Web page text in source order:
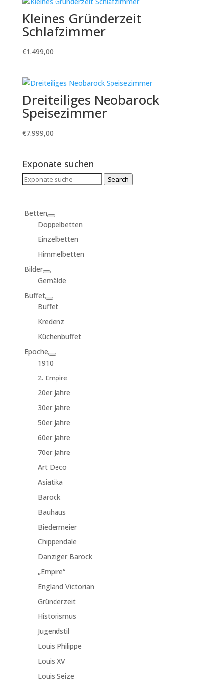
Kleines Gründerzeit
Schlafzimmer
€1.499,00
Dreiteiliges Neobarock
Speisezimmer
€7.999,00
Exponate suchen
Search
Search
Betten
Doppelbetten
Einzelbetten
Himmelbetten
Bilder
Gemälde
Buffet
Buffet
Kredenz
Küchenbuffet
Epoche
1910
2. Empire
20er Jahre
30er Jahre
50er Jahre
60er Jahre
70er Jahre
Art Deco
Asiatika
Barock
Bauhaus
Biedermeier
Chippendale
Danziger Barock
„Empire“
England Victorian
Gründerzeit
Historismus
Jugendstil
Louis Philippe
Louis XV
Louis Seize